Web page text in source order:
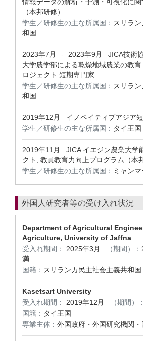
（本邦研修）
学生／研修生の主な所属国： スリラ
和国
2023年7月 - 2023年9月
JICA技術
大学農学部による乾燥地域農業の教
ロジェクト 短期専門家
学生／研修生の主な所属国： スリラ
和国
2019年12月
イノベイティブアジア
学生／研修生の主な所属国： タイ王国
2019年11月
JICA イエジン農業大学
クト, 教員教育力向上プログラム（本
学生／研修生の主な所属国： ミャン
外国人研究者等の受け入れ状況
Department of Agricultural
Agriculture, University of Jaffna
受入れ期間：
2025年3月 （期間）：
満
国籍： スリランカ民主社会主義共和国
Kasetsart University
受入れ期間：
2019年12月 （期間）：
国籍： タイ王国
専業主体： 外国政府・外国研究機関・